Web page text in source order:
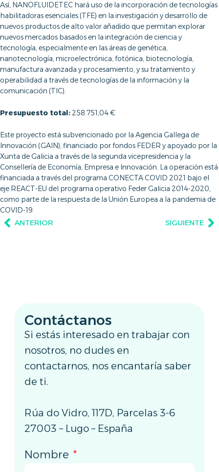
Así, NANOFLUIDETEC hará uso de la incorporación de tecnologías
habilitadoras esenciales (TFE) en la investigación y desarrollo de
nuevos productos de alto valor añadido que permitan explorar
nuevos mercados basados en la integración de ciencia y
tecnología, especialmente en las áreas de genética,
nanotecnología, microelectrónica, fotónica, biotecnología,
manufactura avanzada y procesamiento, y su tratamiento y
operabilidad a través de tecnologías de la información y la
comunicación (TIC).
Presupuesto total: 258.751,04 €
Este proyecto está subvencionado por la Agencia Gallega de
Innovación (GAIN), financiado por fondos FEDER y apoyado por la
Xunta de Galicia a través de la segunda vicepresidencia y la
Consellería de Economía, Empresa e Innovación. La operación está
financiada a través del programa CONECTA COVID 2021 bajo el
eje REACT-EU del programa operativo Feder Galicia 2014-2020,
como parte de la respuesta de la Unión Europea a la pandemia de
COVID-19.
ANTERIOR SIGUIENTE
Contáctanos
Si estás interesado en trabajar con
nosotros, no dudes en
contactarnos, nos encantaría saber
de ti.
Rúa do Vidro, 117D, Parcelas 3-6
27003 – Lugo – España
Nombre